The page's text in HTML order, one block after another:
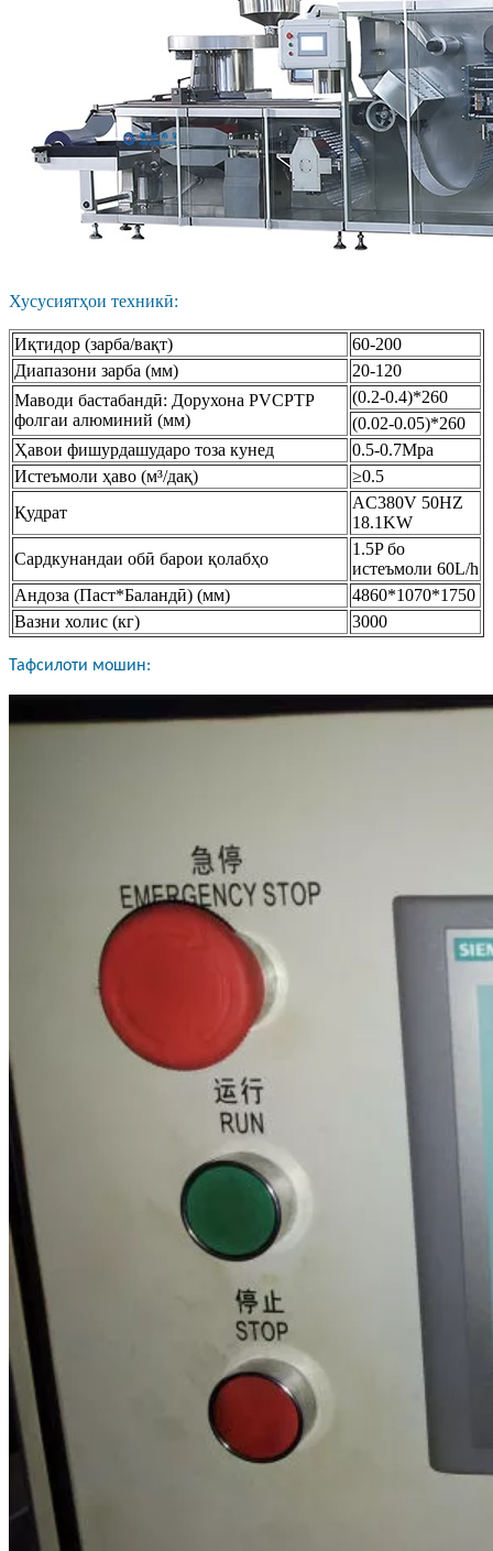
Хусусиятҳои техникӣ:
Иқтидор (зарба/вақт)
60-200
Диапазони зарба (мм)
20-120
Маводи бастабандӣ: Дорухона PVCPTP
фолгаи алюминий (мм)
(0.2-0.4)*260
(0.02-0.05)*260
Ҳавои фишурдашударо тоза кунед
0.5-0.7Mpa
Истеъмоли ҳаво (м³/дақ)
≥0.5
Қудрат
AC380V 50HZ
18.1KW
Сардкунандаи обӣ барои қолабҳо
1.5P ​​бо
истеъмоли 60L/h
Андоза (Паст*Баландӣ) (мм)
4860*1070*1750
Вазни холис (кг)
3000
Тафсилоти мошин: